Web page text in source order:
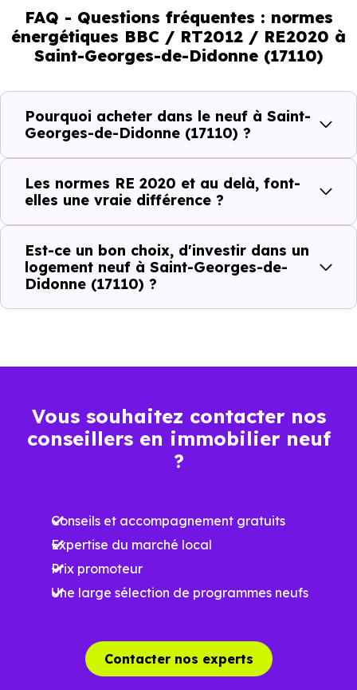
immobilier, en valorisant les biens les plus performants.
En résumé :
Normes énergétiques de
l’immobilier neuf
BBC, RT2012, RE2020
Isolations thermiques
et phoniques
Économies
luminosité
…
Performances
réduit
FAQ - Questions fréquentes : normes
énergétiques BBC / RT2012 / RE2020 à
Saint-Georges-de-Didonne (17110)
Pourquoi acheter dans le neuf à Saint-
Georges-de-Didonne (17110) ?
Les normes RE 2020 et au delà, font-
elles une vraie différence ?
Est-ce un bon choix, d'investir dans un
logement neuf à Saint-Georges-de-
Didonne (17110) ?
Vous souhaitez contacter nos
conseillers en immobilier neuf
?
Conseils et accompagnement gratuits
Expertise du marché local
Prix promoteur
Une large sélection de programmes neufs
Contacter nos experts